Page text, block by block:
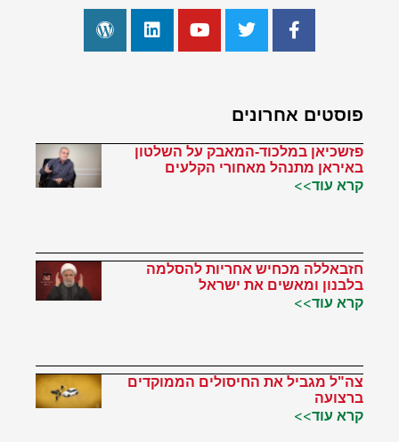
פוסטים אחרונים
פזשכיאן במלכוד-המאבק על השלטון
באיראן מתנהל מאחורי הקלעים
קרא עוד>>
חזבאללה מכחיש אחריות להסלמה
בלבנון ומאשים את ישראל
קרא עוד>>
צה"ל מגביל את החיסולים הממוקדים
ברצועה
קרא עוד>>